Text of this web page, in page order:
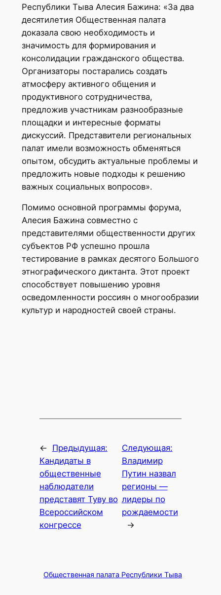
Республики Тыва Алесия Бажина: «За два
десятилетия Общественная палата
доказала свою необходимость и
значимость для формирования и
консолидации гражданского общества.
Организаторы постарались создать
атмосферу активного общения и
продуктивного сотрудничества,
предложив участникам разнообразные
площадки и интересные форматы
дискуссий. Представители региональных
палат имели возможность обменяться
опытом, обсудить актуальные проблемы и
предложить новые подходы к решению
важных социальных вопросов».
Помимо основной программы форума,
Алесия Бажина совместно с
представителями общественности других
субъектов РФ успешно прошла
тестирование в рамках десятого Большого
этнографического диктанта. Этот проект
способствует повышению уровня
осведомленности россиян о многообразии
культур и народностей своей страны.
←
Предыдущая:
Кандидаты в
общественные
наблюдатели
представят Туву во
Всероссийском
конгрессе
Следующая:
Владимир
Путин назвал
регионы —
лидеры по
рождаемости
→
Общественная палата Республики Тыва